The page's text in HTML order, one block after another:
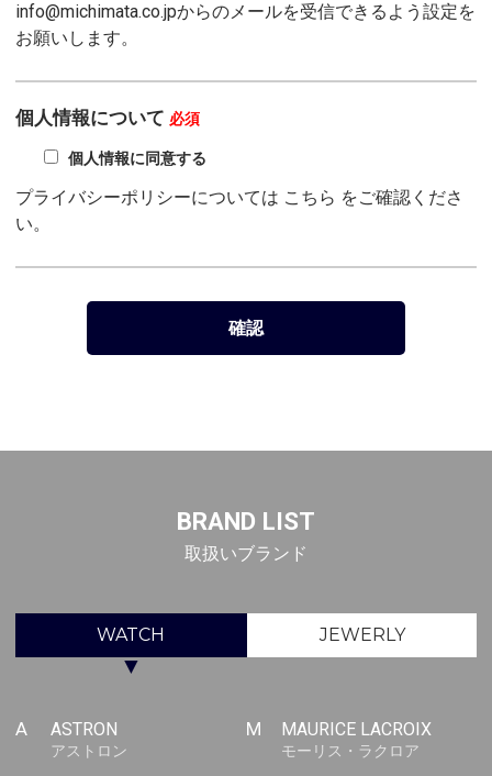
info@michimata.co.jpからのメールを受信できるよう設定を
お願いします。
個人情報について 必須
個人情報に同意する
プライバシーポリシーについては こちら をご確認くださ
い。
BRAND LIST
取扱いブランド
WATCH JEWERLY
▼
A ASTRON
アストロン
M MAURICE LACROIX
モーリス・ラクロア